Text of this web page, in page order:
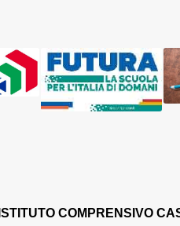
ISTITUTO COMPRENSIVO